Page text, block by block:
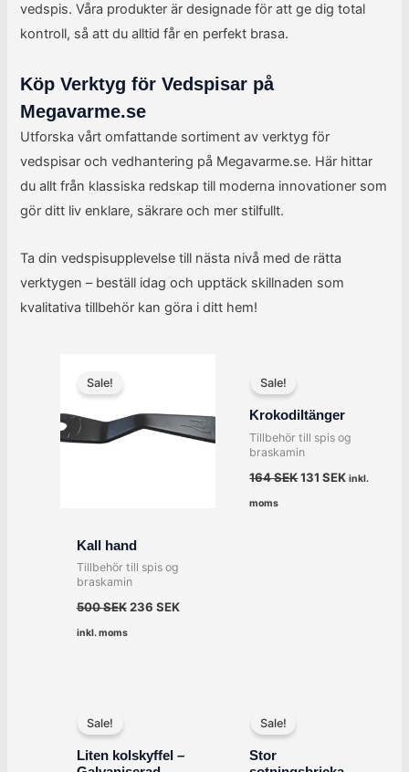
vedspis. Våra produkter är designade för att ge dig total
kontroll, så att du alltid får en perfekt brasa.
Köp Verktyg för Vedspisar på
Megavarme.se
Utforska vårt omfattande sortiment av verktyg för
vedspisar och vedhantering på Megavarme.se. Här hittar
du allt från klassiska redskap till moderna innovationer som
gör ditt liv enklare, säkrare och mer stilfullt.
Ta din vedspisupplevelse till nästa nivå med de rätta
verktygen – beställ idag och upptäck skillnaden som
kvalitativa tillbehör kan göra i ditt hem!
Sale!
Kall hand
Tillbehör till spis og
braskamin
500SEK
500 SEK.
236 SEK
236 SEK.
inkl. moms
Sale!
Krokodiltänger
Tillbehör till spis og
braskamin
164SEK
var:
164 SEK.
131SEK inkl.
moms
Sale!
Liten kolskyffel –
var:
131 SEK.
är:
95 SEK.
Sale!
Stor